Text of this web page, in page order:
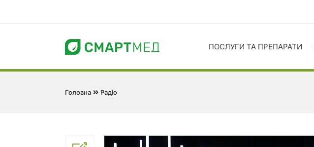
ПОСЛУГИ ТА ПРЕПАРАТИ
Головна Радіо